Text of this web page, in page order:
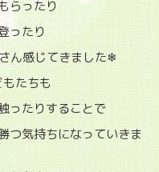
らったり
ったり
ん感じてきました❄
たちも
ったりすることで
つ気持ちになっていきま